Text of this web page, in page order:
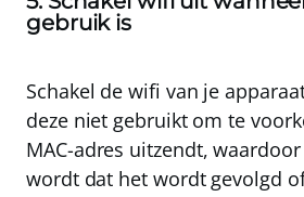
gebruik is
Schakel de wifi van je
deze niet gebruikt om te
MAC-adres uitzendt,
wordt dat het wordt gevolgd